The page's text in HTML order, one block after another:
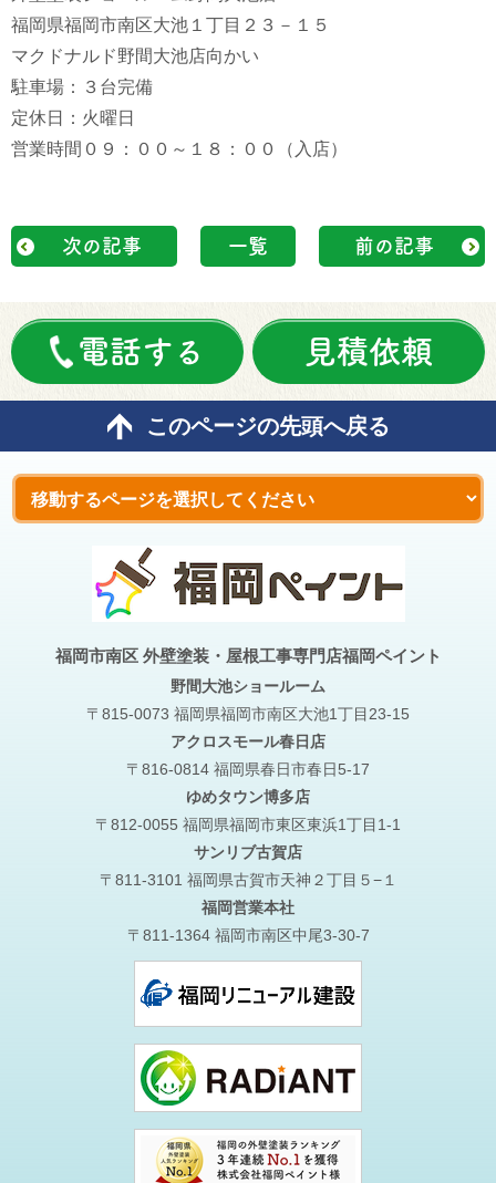
福岡県福岡市南区大池１丁目２３－１５
マクドナルド野間大池店向かい
駐車場：３台完備
定休日：火曜日
営業時間０９：００～１８：００（入店）
次の記事 一覧 前の記事
電話する 見積依頼
このページの先頭へ戻る
福岡市南区 外壁塗装・屋根工事専門店福岡ペイント
野間大池ショールーム
〒815-0073 福岡県福岡市南区大池1丁目23-15
アクロスモール春日店
〒816-0814 福岡県春日市春日5-17
ゆめタウン博多店
〒812-0055 福岡県福岡市東区東浜1丁目1-1
サンリブ古賀店
〒811-3101 福岡県古賀市天神２丁目５−１
福岡営業本社
〒811-1364 福岡市南区中尾3-30-7